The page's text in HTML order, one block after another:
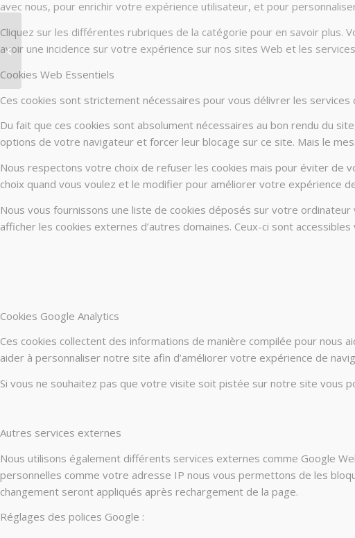
Marie KOPECKA-VERHOEVEN
avec nous, pour enrichir votre expérience utilisateur, et pour
Cliquez sur les différentes rubriques de la catégorie pour en savoir
avoir une incidence sur votre expérience sur nos sites Web et les
Cookies Web Essentiels
Ces cookies sont strictement nécessaires pour vous délivrer les
Du fait que ces cookies sont absolument nécessaires au bon rendu du
options de votre navigateur et forcer leur blocage sur ce site. Mais le
Nous respectons votre choix de refuser les cookies mais pour éviter de
choix quand vous voulez et le modifier pour améliorer votre expérience
Nous vous fournissons une liste de cookies déposés sur votre
afficher les cookies externes d’autres domaines. Ceux-ci sont
Cookies Google Analytics
Ces cookies collectent des informations de manière compilée pour
aider à personnaliser notre site afin d’améliorer votre expérience de
Si vous ne souhaitez pas que votre visite soit pistée sur notre site vous
Autres services externes
Nous utilisons également différents services externes comme Google
personnelles comme votre adresse IP nous vous permettons de les
changement seront appliqués après rechargement de la page.
Réglages des polices Google :